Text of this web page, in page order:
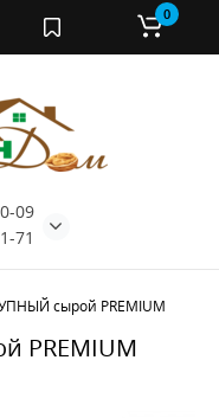
09
71
0
сырой PREMIUM
PREMIUM